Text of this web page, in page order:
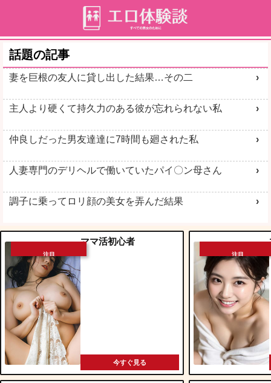
話題の記事
妻を巨根の友人に貸し出した結果…その二
主人より硬くて持久力のある彼が忘れられない私
仲良しだった男友達達に7時間も廻された私
人妻専門のデリヘルで働いていたパイ〇ン母さん
調子に乗ってロリ顔の美女を弄んだ結果
注目
ママ活初心者
今すぐ見る
注目